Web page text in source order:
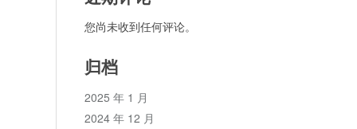
您尚未收到任何评论。
归档
2025 年 1 月
2024 年 12 月